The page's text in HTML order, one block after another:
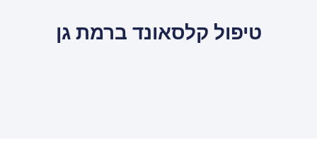
טיפול קלסאונד ברמת גן